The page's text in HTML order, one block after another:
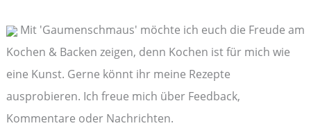
a
c
h
:
Mit 'Gaumenschmaus' möchte ich euch die Freude am
Kochen & Backen zeigen, denn Kochen ist für mich wie
eine Kunst. Gerne könnt ihr meine Rezepte
ausprobieren. Ich freue mich über Feedback,
Kommentare oder Nachrichten.